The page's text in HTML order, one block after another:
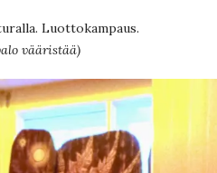
Luottokampaus.
vääristää)